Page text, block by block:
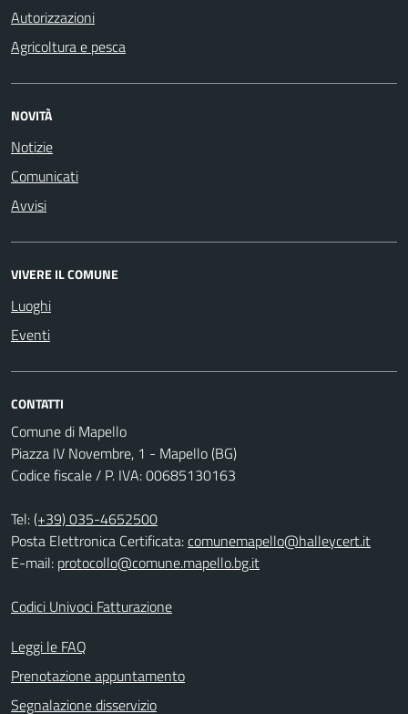
Autorizzazioni
Agricoltura e pesca
NOVITÀ
Notizie
Comunicati
Avvisi
VIVERE IL COMUNE
Luoghi
Eventi
CONTATTI
Comune di Mapello
Piazza IV Novembre, 1 - Mapello (BG)
Codice fiscale / P. IVA: 00685130163
Tel:(+39) 035-4652500
Posta Elettronica Certificata:comunemapello@halleycert.it
E-mail: protocollo@comune.mapello.bg.it
Codici Univoci Fatturazione
Leggi le FAQ
Prenotazione appuntamento
Segnalazione disservizio